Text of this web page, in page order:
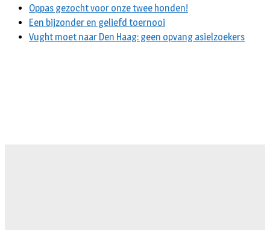
Oppas gezocht voor onze twee honden!
Een bijzonder en geliefd toernooi
Vught moet naar Den Haag: geen opvang asielzoekers